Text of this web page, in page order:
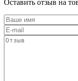
Оставить отзыв на